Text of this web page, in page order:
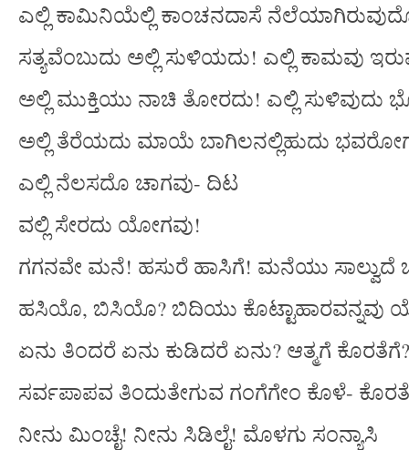
ಎಲ್ಲಿ ಕಾಮಿನಿಯೆಲ್ಲಿ ಕಾಂಚನದಾಸೆ
ಸತ್ಯವೆಂಬುದು ಅಲ್ಲಿ ಸುಳಿಯದು! ಎಲ್ಲಿ ಕಾಮವು
ಅಲ್ಲಿ ಮುಕ್ತಿಯು ನಾಚಿ ತೋರದು! ಎಲ್ಲಿ ಸುಳಿವುದು
ಅಲ್ಲಿ ತೆರೆಯದು ಮಾಯೆ ಬಾಗಿಲನಲ್ಲಿಹುದು
ಎಲ್ಲಿ ನೆಲಸದೊ ಚಾಗವು- ದಿಟ
ವಲ್ಲಿ ಸೇರದು ಯೋಗವು!
ಗಗನವೇ ಮನೆ! ಹಸುರೆ ಹಾಸಿಗೆ! ಮನೆಯು ಸಾಲ್ವುದೆ
ಹಸಿಯೊ, ಬಿಸಿಯೊ? ಬಿದಿಯು ಕೊಟ್ಟಾಹಾರವನ್ನವು
ಏನು ತಿಂದರೆ ಏನು ಕುಡಿದರೆ ಏನು? ಆತ್ಮಗೆ ಕೊರತೆಗೆ?
ಸರ್ವಪಾಪವ ತಿಂದುತೇಗುವ ಗಂಗೆಗೇಂ ಕೊಳೆ-
ನೀನು ಮಿಂಚೈ! ನೀನು ಸಿಡಿಲೈ! ಮೊಳಗು ಸಂನ್ಯಾಸಿ